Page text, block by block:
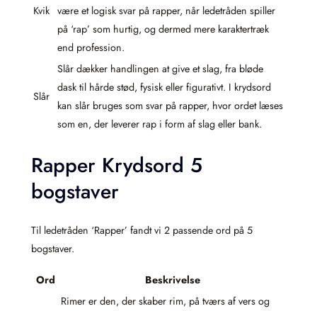
Kvik være et logisk svar på rapper, når ledetråden spiller
på ‘rap’ som hurtig, og dermed mere karaktertræk
end profession.
Slår
Slår dækker handlingen at give et slag, fra bløde
dask til hårde stød, fysisk eller figurativt. I krydsord
kan slår bruges som svar på rapper, hvor ordet læses
som en, der leverer rap i form af slag eller bank.
Rapper Krydsord 5
bogstaver
Til ledetråden ‘Rapper’ fandt vi 2 passende ord på 5
bogstaver.
Ord
Beskrivelse
Rimer er den, der skaber rim, på tværs af vers og